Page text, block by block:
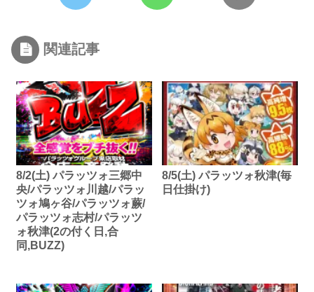
関連記事
8/2(土) パラッツォ三郷中
央/パラッツォ川越/パラッ
ツォ鳩ヶ谷/パラッツォ蕨/
パラッツォ志村/パラッツ
ォ秋津(2の付く日,合
同,BUZZ)
8/5(土) パラッツォ秋津(毎
日仕掛け)